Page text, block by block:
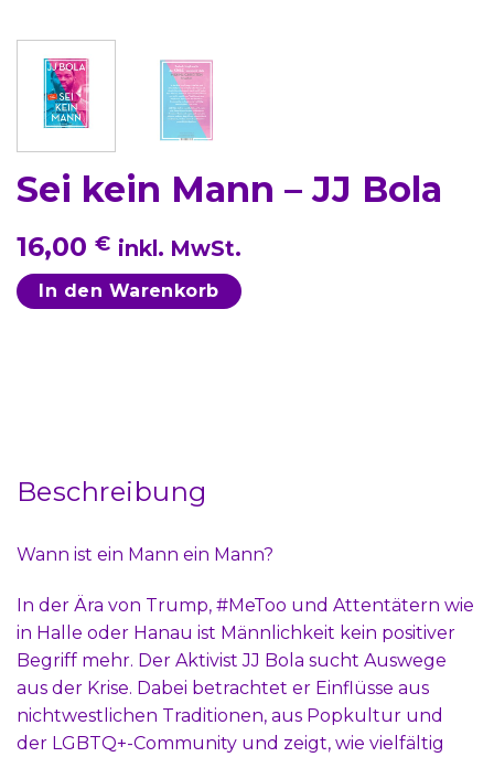
Sei kein Mann – JJ Bola
16,00 € inkl. MwSt.
In den Warenkorb
Beschreibung
Wann ist ein Mann ein Mann?
In der Ära von Trump, #MeToo und Attentätern wie
in Halle oder Hanau ist Männlichkeit kein positiver
Begriff mehr. Der Aktivist JJ Bola sucht Auswege
aus der Krise. Dabei betrachtet er Einflüsse aus
nichtwestlichen Traditionen, aus Popkultur und
der LGBTQ+-Community und zeigt, wie vielfältig